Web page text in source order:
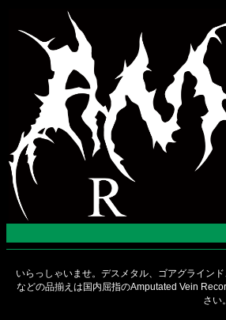
いらっしゃいませ。デスメタル、ゴアグライン
などの品揃えは国内屈指のAmputated Vein
さい。